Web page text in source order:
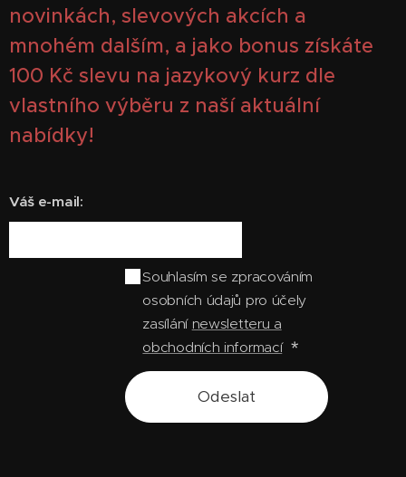
novinkách, slevových akcích a
mnohém dalším, a jako bonus získáte
100 Kč slevu na jazykový kurz dle
vlastního výběru z naší aktuální
nabídky!
Váš e-mail:
Souhlasím se zpracováním
osobních údajů pro účely
zasílání newsletteru a
obchodních informací
Odeslat